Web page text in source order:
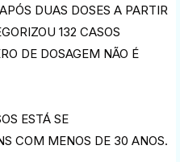
DUAS DOSES A PARTIR
132 CASOS
DE DOSAGEM NÃO É
ESTÁ SE
COM MENOS DE 30 ANOS.